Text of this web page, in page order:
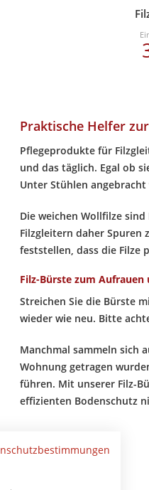
Praktische Helfer
Pflegeprodukte für
und das täglich. Egal ob
Unter Stühlen
Die weichen Wollfilze
Filzgleitern daher Spuren
feststellen, dass die Filze
Filz-Bürste zum Aufrauen
Streichen Sie die Bürste
wieder wie neu. Bitte
Manchmal sammeln sich
Wohnung getragen
führen. Mit unserer Filz-
effizienten Bodenschutz